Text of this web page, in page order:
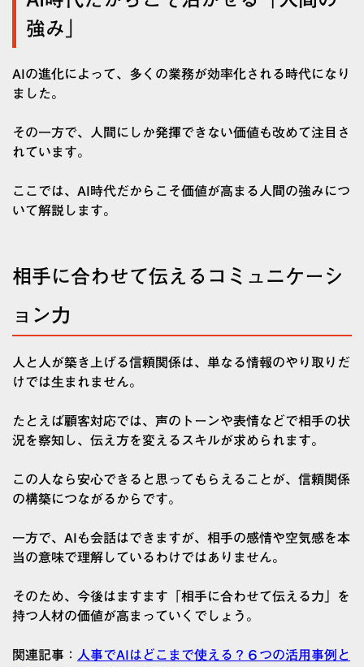
強み」
AIの進化によって、多くの業務が効率化される時代になり
ました。
その一方で、人間にしか発揮できない価値も改めて注目さ
れています。
ここでは、AI時代だからこそ価値が高まる人間の強みにつ
いて解説します。
相手に合わせて伝えるコミュニケーシ
ョン力
人と人が築き上げる信頼関係は、単なる情報のやり取りだ
けでは生まれません。
たとえば顧客対応では、声のトーンや表情などで相手の状
況を察知し、伝え方を変えるスキルが求められます。
この人なら安心できると思ってもらえることが、信頼関係
の構築につながるからです。
一方で、AIも会話はできますが、相手の感情や空気感を本
当の意味で理解しているわけではありません。
そのため、今後はますます「相手に合わせて伝える力」を
持つ人材の価値が高まっていくでしょう。
関連記事：
人事でAIはどこまで使える？６つの活用事例と